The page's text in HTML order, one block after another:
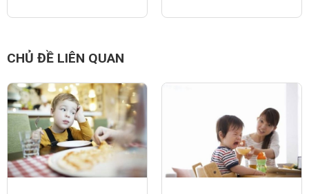
CHỦ ĐỀ LIÊN QUAN